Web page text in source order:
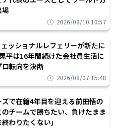
場
2026/08/10 10:57
ッショナルレフェリーが新たに
平は16年間続けた会社員生活に
転向を決断
2026/08/07 15:48
で在籍4年目を迎える前田悟の
チームで勝ちたい、負けたまま
わりたくない」